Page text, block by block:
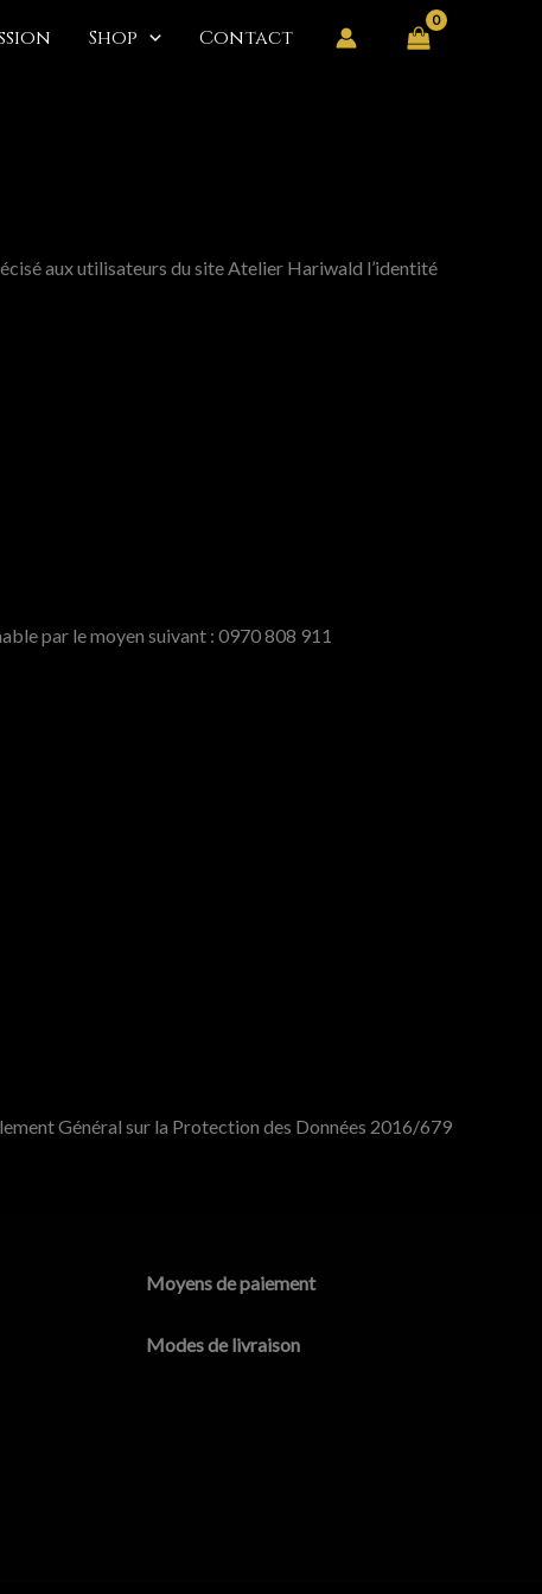
Shop Contact
aux utilisateurs du site Atelier Hariwald l’identité
par le moyen suivant : 0970 808 911
Général sur la Protection des Données 2016/679
Moyens de paiement
Modes de livraison